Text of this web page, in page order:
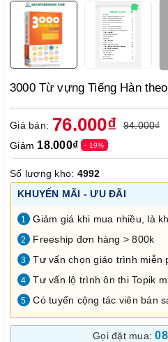
3000 Từ vựng Tiếng Hàn
Giá bán: 76.000₫
94.000₫
Giảm 18.000₫ - 19%
Số lượng kho: 4992
KHUYẾN MÃI - ƯU ĐÃI
1 Giảm giá khi mua nhiều, là
2 Freeship đơn hàng > 800k
3 Tư vấn chọn giáo trình miễn
4 Tư vấn lộ trình ôn thi Topik
5 Có tuyển cộng tác viên bán
Gọi đặt mua: